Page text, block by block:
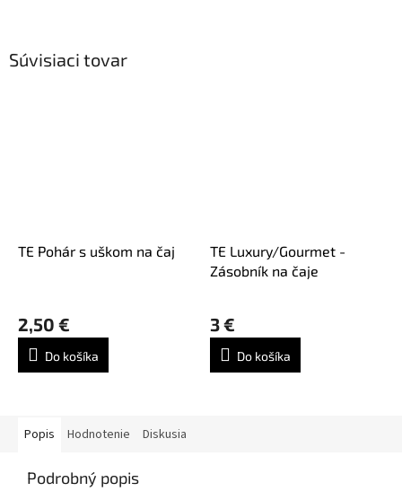
Súvisiaci tovar
TE Pohár s uškom na čaj
2,50 €
Do košíka
TE Luxury/Gourmet -
Zásobník na čaje
3 €
Do košíka
Popis Hodnotenie Diskusia
Podrobný popis